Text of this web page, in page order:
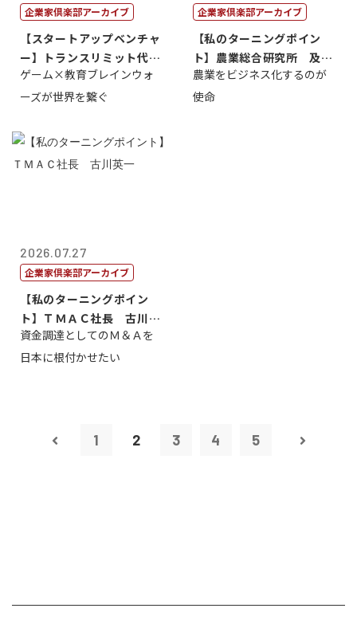
企業家倶楽部アーカイブ
【スタートアップベンチャ
ー】トランスリミット代表
取締役社長 ...
ゲーム×教育ブレインウォ
ーズが世界を繋ぐ
企業家倶楽部アーカイブ
【私のターニングポイン
ト】農業総合研究所 及川
智正
農業をビジネス化するのが
使命
2026.07.27
企業家倶楽部アーカイブ
【私のターニングポイン
ト】ＴＭＡＣ社長 古川英
一
資金調達としてのＭ＆Ａを
日本に根付かせたい
1 2 3 4 5